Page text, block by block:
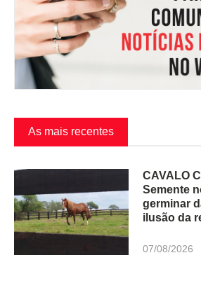
As mais recentes
CAVALO
Semente
germinar
ilusão da
07/08/2026